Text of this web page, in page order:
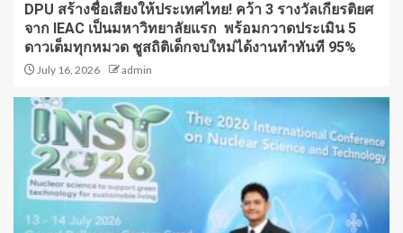
DPU สร้างชื่อเสียงให้ประเทศไทย! คว้า 3 รางวัลเกียรติยศ
จาก IEAC เป็นมหาวิทยาลัยแรก พร้อมกวาดประเมิน 5
ดาวเต็มทุกหมวด ชูสถิติเด็กจบใหม่ได้งานทำทันที 95%
July 16, 2026 admin